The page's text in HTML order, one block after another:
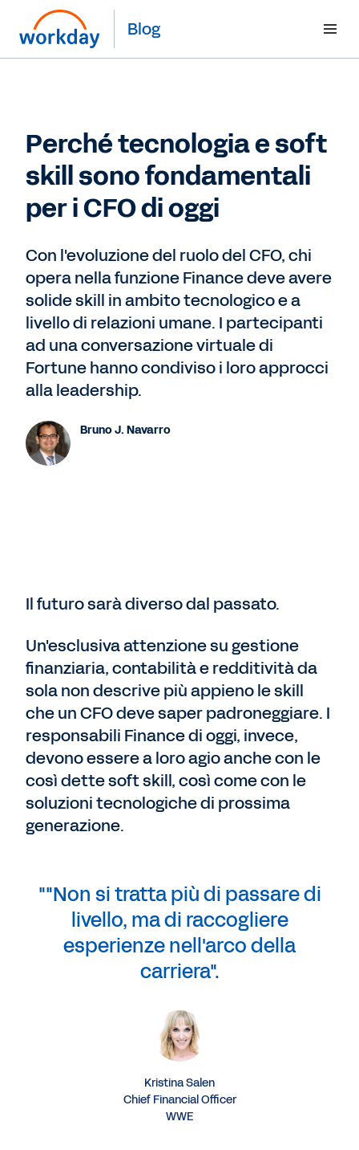
Blog
Perché tecnologia e soft
skill sono fondamentali
per i CFO di oggi
Con l'evoluzione del ruolo del CFO, chi
opera nella funzione Finance deve avere
solide skill in ambito tecnologico e a
livello di relazioni umane. I partecipanti
ad una conversazione virtuale di
Fortune hanno condiviso i loro approcci
alla leadership.
Bruno J. Navarro
Il futuro sarà diverso dal passato.
Un'esclusiva attenzione su gestione
finanziaria, contabilità e redditività da
sola non descrive più appieno le skill
che un CFO deve saper padroneggiare. I
responsabili Finance di oggi, invece,
devono essere a loro agio anche con le
così dette soft skill, così come con le
soluzioni tecnologiche di prossima
generazione.
""Non si tratta più di passare di
livello, ma di raccogliere
esperienze nell'arco della
carriera".
Kristina Salen
Chief Financial Officer
WWE